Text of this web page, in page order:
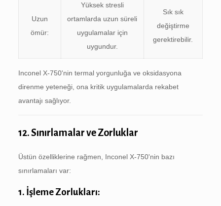
Uzun
ömür:
Yüksek stresli
ortamlarda uzun süreli
uygulamalar için
uygundur.
Sık sık
değiştirme
gerektirebilir.
Inconel X-750'nin termal yorgunluğa ve oksidasyona
direnme yeteneği, ona kritik uygulamalarda rekabet
avantajı sağlıyor.
12. Sınırlamalar ve Zorluklar
Üstün özelliklerine rağmen, Inconel X-750'nin bazı
sınırlamaları var:
1. İşleme Zorlukları: